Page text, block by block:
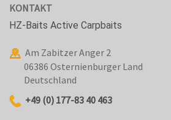
KONTAKT
HZ-Baits Active Carpbaits
Am Zabitzer Anger 2
06386 Osternienburger Land
Deutschland
+49 (0) 177-83 40 463